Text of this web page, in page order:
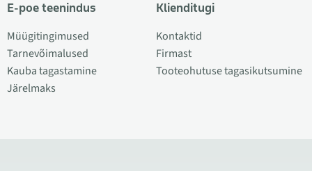
E-poe teenindus
Müügitingimused
Tarnevõimalused
Kauba tagastamine
Järelmaks
Klienditugi
Kontaktid
Firmast
Tooteohutuse tagasikutsumine